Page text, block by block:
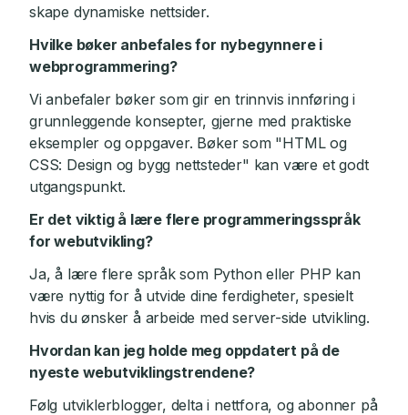
skape dynamiske nettsider.
Hvilke bøker anbefales for nybegynnere i
webprogrammering?
Vi anbefaler bøker som gir en trinnvis innføring i
grunnleggende konsepter, gjerne med praktiske
eksempler og oppgaver. Bøker som "HTML og
CSS: Design og bygg nettsteder" kan være et godt
utgangspunkt.
Er det viktig å lære flere programmeringsspråk
for webutvikling?
Ja, å lære flere språk som Python eller PHP kan
være nyttig for å utvide dine ferdigheter, spesielt
hvis du ønsker å arbeide med server-side utvikling.
Hvordan kan jeg holde meg oppdatert på de
nyeste webutviklingstrendene?
Følg utviklerblogger, delta i nettfora, og abonner på